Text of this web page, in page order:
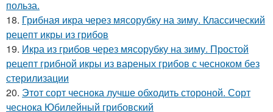
польза.
18. Грибная икра через мясорубку на зиму. Классический
рецепт икры из грибов
19. Икра из грибов через мясорубку на зиму. Простой
рецепт грибной икры из вареных грибов с чесноком без
стерилизации
20. Этот сорт чеснока лучше обходить стороной. Сорт
чеснока Юбилейный грибовский